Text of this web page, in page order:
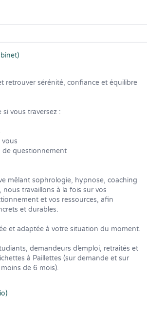
retrouver sérénité, confiance et équilibre
vous traversez :
questionnement
mêlant sophrologie, hypnose, coaching
nous travaillons à la fois sur vos
et vos ressources, afin
et durables.
et adaptée à votre situation du moment.
demandeurs d’emploi, retraités et
à Paillettes (sur demande et sur
de 6 mois).